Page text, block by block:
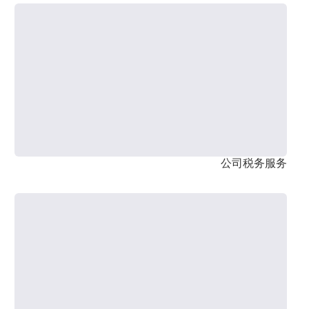
公司税务服务